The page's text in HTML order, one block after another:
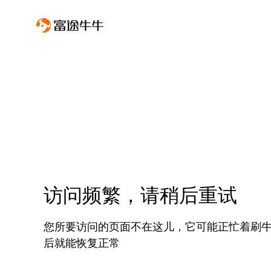
访问频繁，请稍后重试
您所要访问的页面不在这儿，它可能正忙着刷
后就能恢复正常